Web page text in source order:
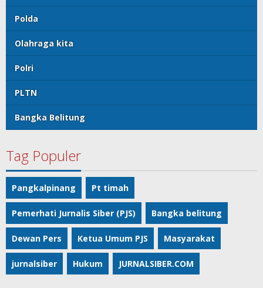
Polda
Olahraga kita
Polri
PLTN
Bangka Belitung
Tag Populer
Pangkalpinang Pt timah
Pemerhati Jurnalis Siber (PJS) Bangka belitung
Dewan Pers Ketua Umum PJS Masyarakat
jurnalsiber Hukum JURNALSIBER.COM